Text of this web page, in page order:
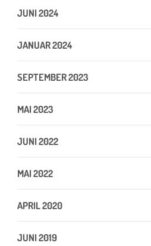
JUNI 2024
JANUAR 2024
SEPTEMBER 2023
MAI 2023
JUNI 2022
MAI 2022
APRIL 2020
JUNI 2019